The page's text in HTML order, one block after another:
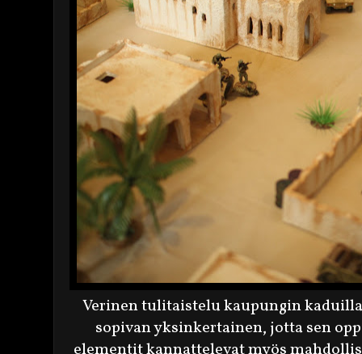
Verinen tulitaistelu kaupungin
sopivan yksinkertainen, jotta sen